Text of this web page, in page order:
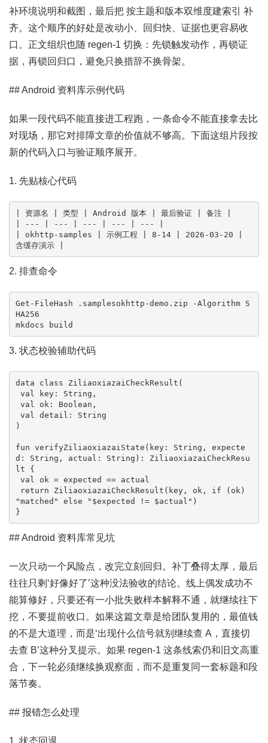
补环境说明和截图，最后把 按主题和版本双维度建索引 补
齐。这个顺序的好处是改动小、回归快、证据也更容易收
口。正文组织也随 regen-1 切换：先锁触发动作，再锁证
据，再锁回归口，避免只换措辞不换骨架。
## Android 资料库示例代码
如果一段代码不能直接进工程跑，一条命令不能直接拿去比
对现场，那它对排障文章的价值就不够高。下面这组片段按
新的代码入口与验证顺序展开。
1. 先贴核心代码
| 资源名 | 类型 | Android 版本 | 最后验证 | 备注 |
| --- | --- | --- | --- | --- |
| okhttp-samples | 示例工程 | 8-14 | 2026-03-20 |
含缓存演示 |
2. 排查命令
Get-FileHash .samplesokhttp-demo.zip -Algorithm S
HA256
mkdocs build
3. 状态校验辅助代码
data class ZiliaoxiazaiCheckResult(
)
fun verifyZiliaoxiazaiState(key: String, expecte
d: String, actual: String): ZiliaoxiazaiCheckResu
lt {
"matched" else "$expected != $actual")
}
## Android 资料库常见坑
一次只动一个风险点，改完立刻回归。补丁叠得太厚，最后
往往只剩‘好像好了’这种没法验收的结论。线上偶发成功不
能算修好，只要还有一小批失败样本解释不通，就继续往下
挖，不要提前收口。如果这篇文章是给团队复用的，最值钱
的不是大道理，而是‘出现什么信号就别继续查 A，直接切
去查 B’这种分叉提示。如果 regen-1 这条线索仍和旧文高重
合，下一轮必须继续换观察面，而不是重复同一套标题和段
落节奏。
## 报错怎么处理
1. 状态回退